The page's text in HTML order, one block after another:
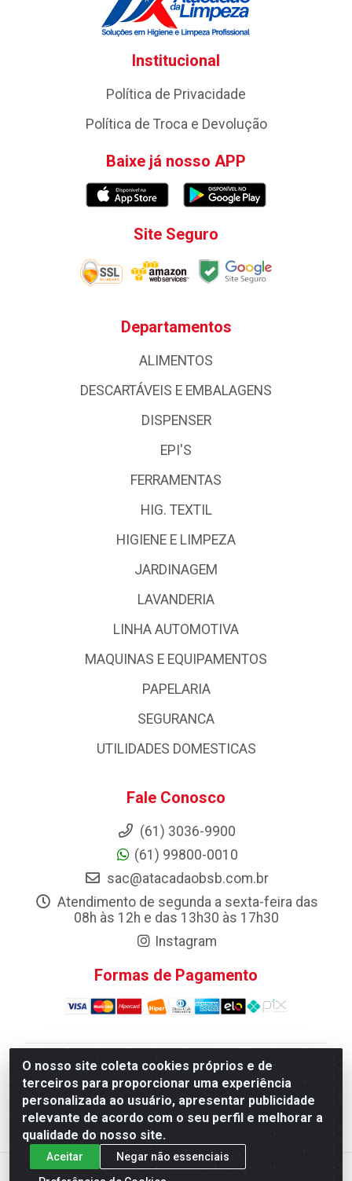
O nosso site coleta cookies próprios e de
terceiros para proporcionar uma experiência
personalizada ao usuário, apresentar publicidade
relevante de acordo com o seu perfil e melhorar a
qualidade do nosso site.
Aceitar
Negar não essenciais
Institucional
Política de Privacidade
Política de Troca e Devolução
Baixe já nosso APP
Site Seguro
Departamentos
ALIMENTOS
DESCARTÁVEIS E EMBALAGENS
DISPENSER
EPI'S
FERRAMENTAS
HIG. TEXTIL
HIGIENE E LIMPEZA
JARDINAGEM
LAVANDERIA
LINHA AUTOMOTIVA
MAQUINAS E EQUIPAMENTOS
PAPELARIA
SEGURANCA
UTILIDADES DOMESTICAS
Fale Conosco
(61) 3036-9900
(61) 99800-0010
sac@atacadaobsb.com.br
Atendimento de segunda a sexta-feira das
08h às 12h e das 13h30 às 17h30
Instagram
Formas de Pagamento
Atacadao da Limpeza F. Pereira Queiroz Comercio e
Distribuicao LTDA - Quadra Qi 10 Lotes 39 e, 41 - Setor
Industrial (Taguatinga), Brasília/DF - CEP 72.135-100 -
CNPJ 13.184.675/0001-80